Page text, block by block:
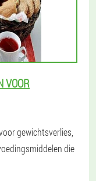
VOOR
gewichtsverlies,
die